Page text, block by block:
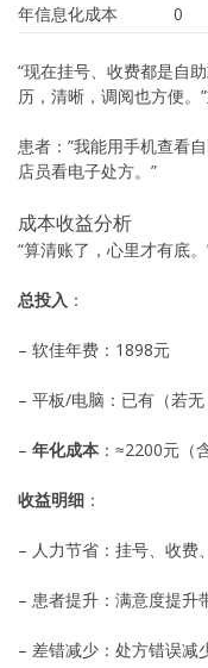
年信息化成本
0
“现在挂号、收费都是自
历，清晰，调阅也方便。”
患者：”我能用手机查看
店员看电子处方。”
成本收益分析
“算清账了，心里才有底
总投入 ：
– 软佳年费：1898元
– 平板/电脑：已有（若
– 年化成本 ：≈2200元（
收益明细 ：
– 人力节省：挂号、收费
– 患者提升：满意度提升
– 差错减少：处方错误减